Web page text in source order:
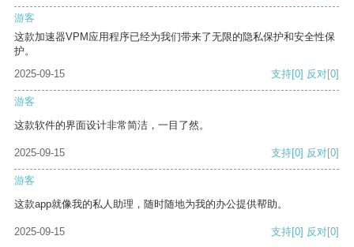
游客
这款加速器VPM应用程序已经为我们带来了无限的隐私保护和安全性保
护。
2025-09-15
支持[0] 反对[0]
游客
这款软件的界面设计非常简洁，一目了然。
2025-09-15 支持[0] 反对[0]
游客
这款app就像我的私人助理，随时随地为我的办公提供帮助。
2025-09-15 支持[0] 反对[0]